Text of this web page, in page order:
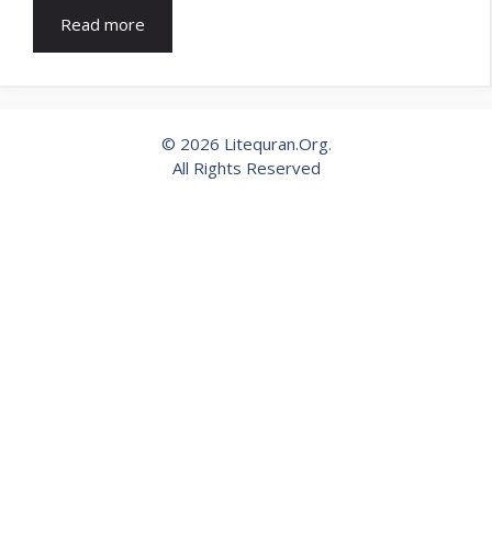
Read more
© 2026 Litequran.Org.
All Rights Reserved